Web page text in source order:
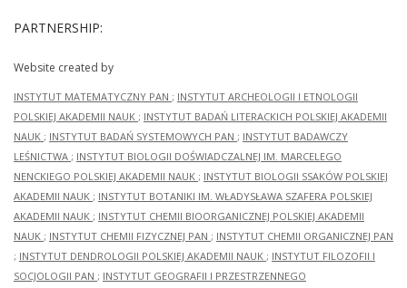
PARTNERSHIP:
Website created by
INSTYTUT MATEMATYCZNY PAN ; INSTYTUT ARCHEOLOGII I ETNOLOGII
POLSKIEJ AKADEMII NAUK ; INSTYTUT BADAŃ LITERACKICH POLSKIEJ AKADEMII
NAUK ; INSTYTUT BADAŃ SYSTEMOWYCH PAN ; INSTYTUT BADAWCZY
LEŚNICTWA ; INSTYTUT BIOLOGII DOŚWIADCZALNEJ IM. MARCELEGO
NENCKIEGO POLSKIEJ AKADEMII NAUK ; INSTYTUT BIOLOGII SSAKÓW POLSKIEJ
AKADEMII NAUK ; INSTYTUT BOTANIKI IM. WŁADYSŁAWA SZAFERA POLSKIEJ
AKADEMII NAUK ; INSTYTUT CHEMII BIOORGANICZNEJ POLSKIEJ AKADEMII
NAUK ; INSTYTUT CHEMII FIZYCZNEJ PAN ; INSTYTUT CHEMII ORGANICZNEJ PAN
; INSTYTUT DENDROLOGII POLSKIEJ AKADEMII NAUK ; INSTYTUT FILOZOFII I
SOCJOLOGII PAN ; INSTYTUT GEOGRAFII I PRZESTRZENNEGO